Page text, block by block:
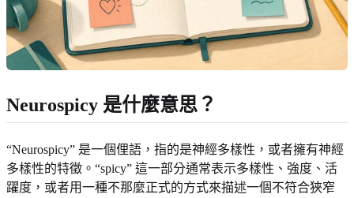
Neurospicy 是什麼意思？
“Neurospicy” 是一個俚語，指的是神經多樣性，或者擁有神經
多樣性的特徵。“spicy” 這一部分通常表示多樣性、強度、活
躍度，或者用一種不那麼正式的方式來描述一個不符合狹窄